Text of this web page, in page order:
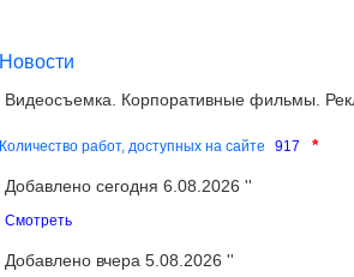
Новости
Видеосъемка. Корпоративные фильмы.
Количество работ, доступных на сайте 917 *
Добавлено сегодня 6.08.2026 ''
Смотреть
Добавлено вчера 5.08.2026 ''